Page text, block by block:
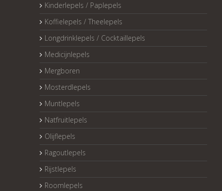
Kinderlepels / Paplepels
Koffielepels / Theelepels
Longdrinklepels / Cocktaillepels
Medicijnlepels
Mergboren
Mosterdlepels
Muntlepels
Natfruitlepels
Olijflepels
Ragoutlepels
Rijstlepels
Roomlepels